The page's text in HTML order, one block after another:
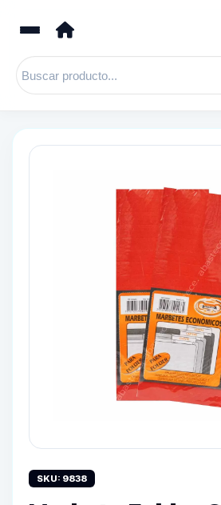
SKU: 9838